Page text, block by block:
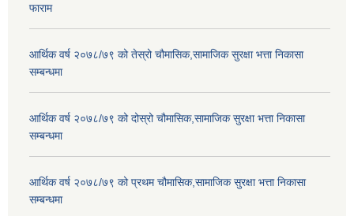
फाराम
आर्थिक वर्ष २०७८/७९ को तेस्रो चौमासिक,सामाजिक सुरक्षा भत्ता निकासा
सम्बन्धमा
आर्थिक वर्ष २०७८/७९ को दोस्रो चौमासिक,सामाजिक सुरक्षा भत्ता निकासा
सम्बन्धमा
आर्थिक वर्ष २०७८/७९ को प्रथम चौमासिक,सामाजिक सुरक्षा भत्ता निकासा
सम्बन्धमा